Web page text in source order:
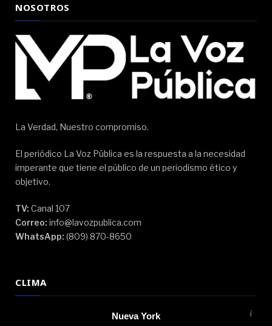
NOSOTROS
La Verdad, Nuestro compromiso.
El periódico La Voz Pública es la respuesta a la necesidad
imperante que tiene el público de un periodismo ético y
objetivo.
TV: Canal 107
Correo: info@lavozpublica.com
WhatsApp: (809) 870-8650
CLIMA
Nueva York